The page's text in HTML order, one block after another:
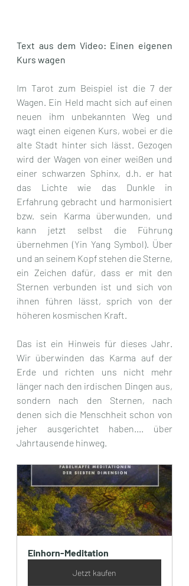
Text aus dem Video: Einen eigenen
Kurs wagen
Im Tarot zum Beispiel ist die 7 der
Wagen. Ein Held macht sich auf einen
neuen ihm unbekannten Weg und
wagt einen eigenen Kurs, wobei er die
alte Stadt hinter sich lässt. Gezogen
wird der Wagen von einer weißen und
einer schwarzen Sphinx, d.h. er hat
das Lichte wie das Dunkle in
Erfahrung gebracht und harmonisiert
bzw. sein Karma überwunden, und
kann jetzt selbst die Führung
übernehmen (Yin Yang Symbol). Über
und an seinem Kopf stehen die Sterne,
ein Zeichen dafür, dass er mit den
Sternen verbunden ist und sich von
ihnen führen lässt, sprich von der
höheren kosmischen Kraft.
Das ist ein Hinweis für dieses Jahr.
Wir überwinden das Karma auf der
Erde und richten uns nicht mehr
länger nach den irdischen Dingen aus,
sondern nach den Sternen, nach
denen sich die Menschheit schon von
jeher ausgerichtet haben.... über
Jahrtausende hinweg.
Einhorn-Meditation
Jetzt kaufen